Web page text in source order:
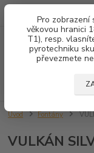
Pro zobrazení
věkovou hranici
T1), resp.
pyrotechniku
převezmete
JSME TU PRO VÁS 8.00-
Úvod Fontány
VULKÁN